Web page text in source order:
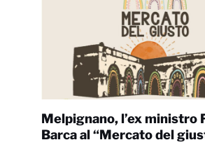
Melpignano, l’ex ministro
Barca al “Mercato del